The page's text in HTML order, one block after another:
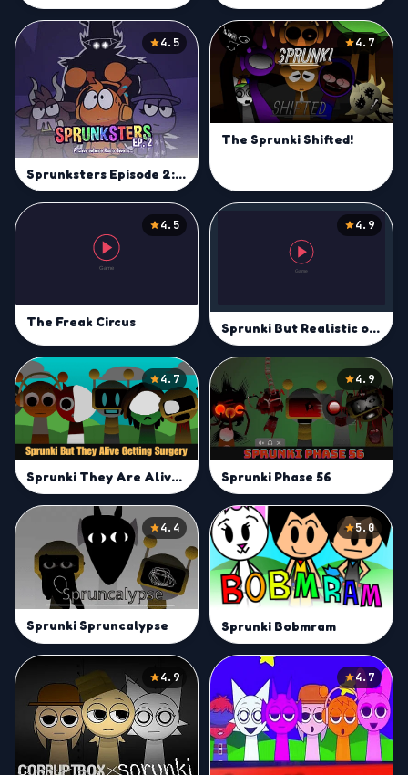
4.5
Sprunksters Episode 2: The Cave
4.7
The Sprunki Shifted!
4.5
The Freak Circus
4.9
Sprunki But Realistic of them
4.7
Sprunki They Are Alive Getting Surgery
4.9
Sprunki Phase 56
4.4
Sprunki Spruncalypse
5.0
Sprunki Bobmram
4.9 4.7